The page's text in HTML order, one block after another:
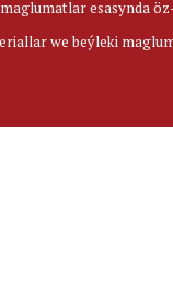
esasynda
we beýleki